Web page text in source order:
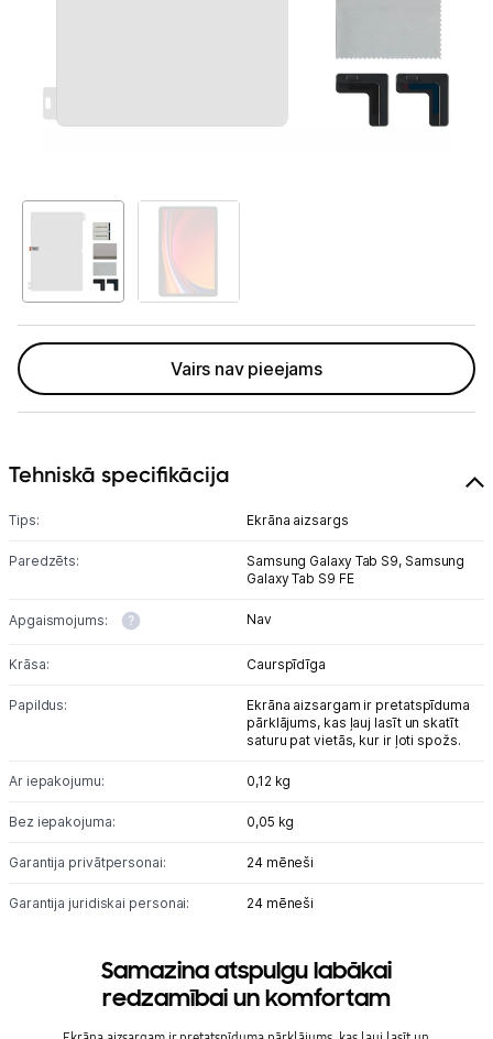
Somas un apvalki planšetdatoriem
Citi aksesuāri
E-grāmatu lasītāji
E-grāmatu lasītāju aksesuāri
Piederumi
Sadzīves tehnika
Sports un atpūta
Ražotāju atjaunota tehnika
Vēlmju saraksts
Blogs
Piegāde un apmaksa
Tehnikas izvešana
Vairs nav pieejams
Tehniskā specifikācija
Tips: Ekrāna aizsargs
Paredzēts: Samsung Galaxy Tab S9, Samsung
Galaxy Tab S9 FE
Apgaismojums: Nav
Krāsa: Caurspīdīga
Papildus:
Ekrāna aizsargam ir pretatspīduma
pārklājums, kas ļauj lasīt un skatīt
saturu pat vietās, kur ir ļoti spožs.
Ar iepakojumu: 0,12 kg
Bez iepakojuma: 0,05 kg
Garantija privātpersonai: 24 mēneši
Garantija juridiskai personai: 24 mēneši
Samazina atspulgu labākai
redzamībai un komfortam